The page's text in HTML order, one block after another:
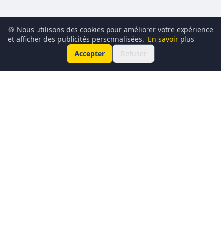
🍪 Nous utilisons des cookies pour améliorer votre expérience
et afficher des publicités personnalisées. En savoir plus
Accepter
Refuser